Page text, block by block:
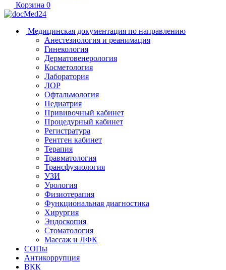
Корзина 0
Медицинская документация по направлению
Анестезиология и реанимация
Гинекология
Дерматовенерология
Косметология
Лаборатория
ЛОР
Офтальмология
Педиатрия
Прививочный кабинет
Процедурный кабинет
Регистратура
Рентген кабинет
Терапия
Травматология
Трансфузиология
УЗИ
Урология
Физиотерапия
Функциональная диагностика
Хирургия
Эндоскопия
Стоматология
Массаж и ЛФК
СОПы
Антикоррупция
ВКК